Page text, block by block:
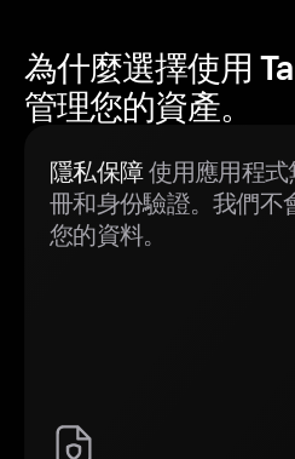
為什麼選擇使用
管理您的資產。
隱私保障使用應用程式
冊和身份驗證。我們不
您的資料。